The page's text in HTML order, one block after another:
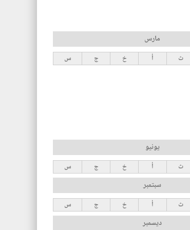
مارس
ث أ خ ج س
يونيو
ث أ خ ج س
سبتمبر
ث أ خ ج س
ديسمبر